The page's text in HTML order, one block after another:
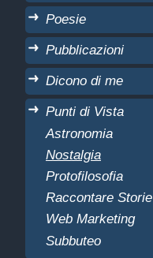
Poesie
Pubblicazioni
Dicono di me
Punti di Vista
Astronomia
Nostalgia
Protofilosofia
Raccontare Storie
Web Marketing
Subbuteo